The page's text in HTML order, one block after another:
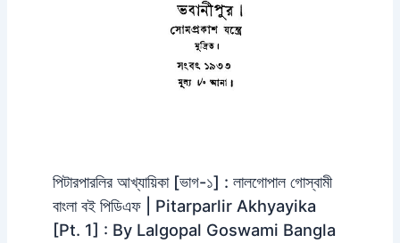
পিটারপারলির আখ্যায়িকা [ভাগ-১] : লালগোপাল গোস্বামী
বাংলা বই পিডিএফ | Pitarparlir Akhyayika
[Pt. 1] : By Lalgopal Goswami Bangla